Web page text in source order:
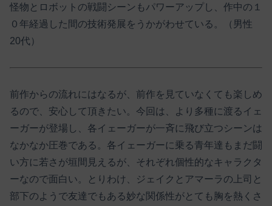
怪物とロボットの戦闘シーンもパワーアップし、作中の１
０年経過した間の技術発展をうかがわせている。（男性
20代）
前作からの流れにはなるが、前作を見ていなくても楽しめ
るので、安心して頂きたい。今回は、より多種に渡るイェ
ーガーが登場し、各イェーガーが一斉に飛び立つシーンは
なかなか圧巻である。各イェーガーに乗る青年達もまだ闘
い方に若さが垣間見えるが、それぞれ個性的なキャラクタ
ーなので面白い。とりわけ、ジェイクとアマーラの上司と
部下のようで友達でもある妙な関係性がとても胸を熱くさ